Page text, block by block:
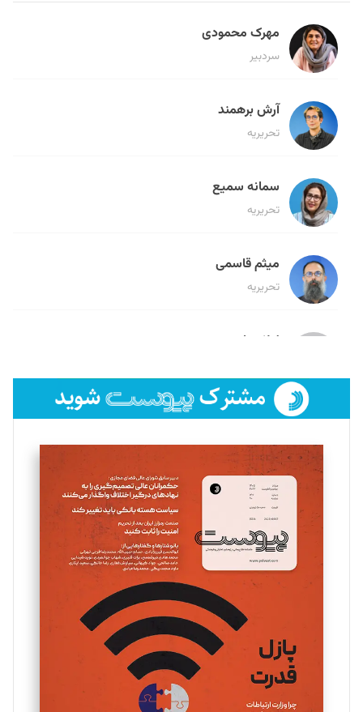
مهرک محمودی
سردبیر
آرش برهمند
تحریریه
سمانه سمیع
تحریریه
میثم قاسمی
تحریریه
لیلا حنارود
فائزه فتحی رستمی
تحریریه
سروش کرمیان
تحریریه
مینا پاکدل
یسنا امان‌پور
تحریریه